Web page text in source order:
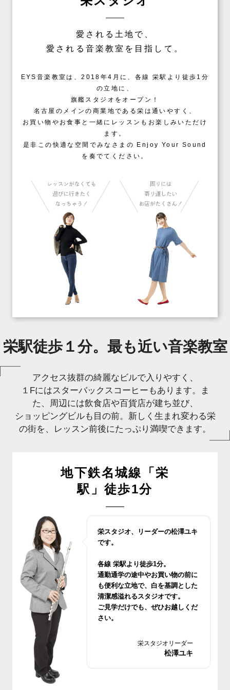
愛される土地で、
愛される音楽教室を目指して。
EYS音楽教室は、2018年4月に、各線 栄駅より徒歩1分
の立地に、
旗艦スタジオをオープン！
名古屋のメインの商業地である栄は通いやすく、
お買い物やお食事と一緒にレッスンもお楽しみいただけ
ます。
是非この快適な空間でみなさまの Enjoy Your Sound
を奏でてください。
栄駅徒歩１分。最も近い音楽教室
アクセス抜群の綺麗なビルで入りやすく、
１Fにはスターバックスコーヒーもあります。ま
た、周辺には飲食店や百貨店が建ち並び、
ショッピングビルも目の前。新しく生まれ変わる栄
の街を、レッスン前後にたっぷり満喫できます。
地下鉄名城線「栄
駅」徒歩1分
栄スタジオ、リーダーの松澤ユキ
です。
各線 栄駅より徒歩1分。
通勤通学の途中やお買い物の前に
も便利な立地で、白を基調とした
清潔感溢れるスタジオです。
ご見学だけでも、ぜひお越しくだ
さい。
栄スタジオリーダー
松澤ユキ